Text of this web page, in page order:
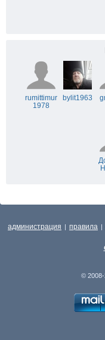
rumittimur
1978
bylit1963
администрация | правила |
©